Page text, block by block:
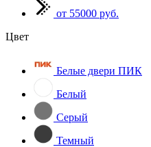
от 55000 руб.
Цвет
Белые двери ПИК
Белый
Серый
Темный